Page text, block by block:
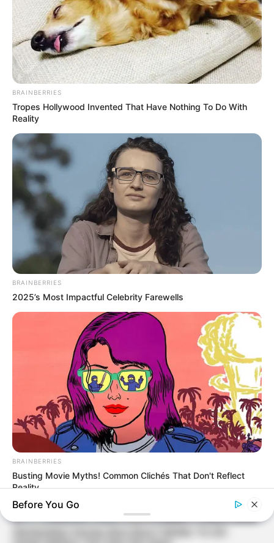
BRAINBERRIES
Tropes Hollywood Invented That Have Nothing To Do With
Reality
BRAINBERRIES
2025’s Most Impactful Celebrity Farewells
BRAINBERRIES
Busting Movie Myths! Common Clichés That Don't Reflect
Reality
BRAINBERRIES
She Took Her Love For Horses To A Whole New Level
Before You Go